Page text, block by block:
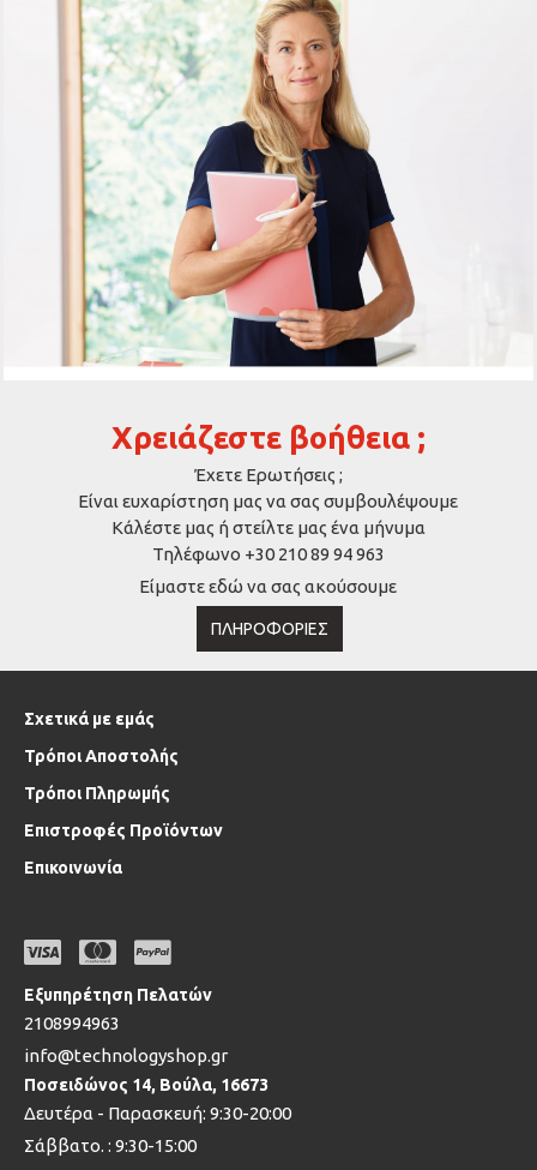
Χρειάζεστε βοήθεια ;
Έχετε Ερωτήσεις ;
Είναι ευχαρίστηση μας να σας συμβουλέψουμε
Κάλέστε μας ή στείλτε μας ένα μήνυμα
Τηλέφωνο +30 210 89 94 963
Είμαστε εδώ να σας ακούσουμε
ΠΛΗΡΟΦΟΡΊΕΣ
Σχετικά με εμάς
Τρόποι Αποστολής
Τρόποι Πληρωμής
Επιστροφές Προϊόντων
Επικοινωνία
Εξυπηρέτηση Πελατών
2108994963
info@technologyshop.gr
Ποσειδώνος 14, Βούλα, 16673
Δευτέρα - Παρασκευή: 9:30-20:00
Σάββατο. : 9:30-15:00